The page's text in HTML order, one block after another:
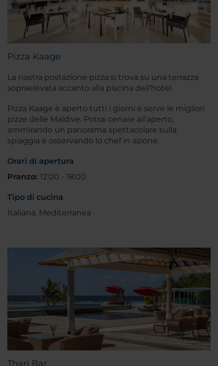
Pizza Kaage
La nostra postazione pizza si trova su una terrazza
sopraelevata accanto alla piscina dell'hotel.
Pizza Kaage è aperto tutti i giorni e serve le migliori
pizze delle Maldive. Potrai cenare all'aperto,
ammirando un panorama spettacolare sulla
spiaggia e osservando lo chef in azione.
Orari di apertura
Pranzo: 12:00 - 18:00
Tipo di cucina
Italiana, Mediterranea
Thari Bar